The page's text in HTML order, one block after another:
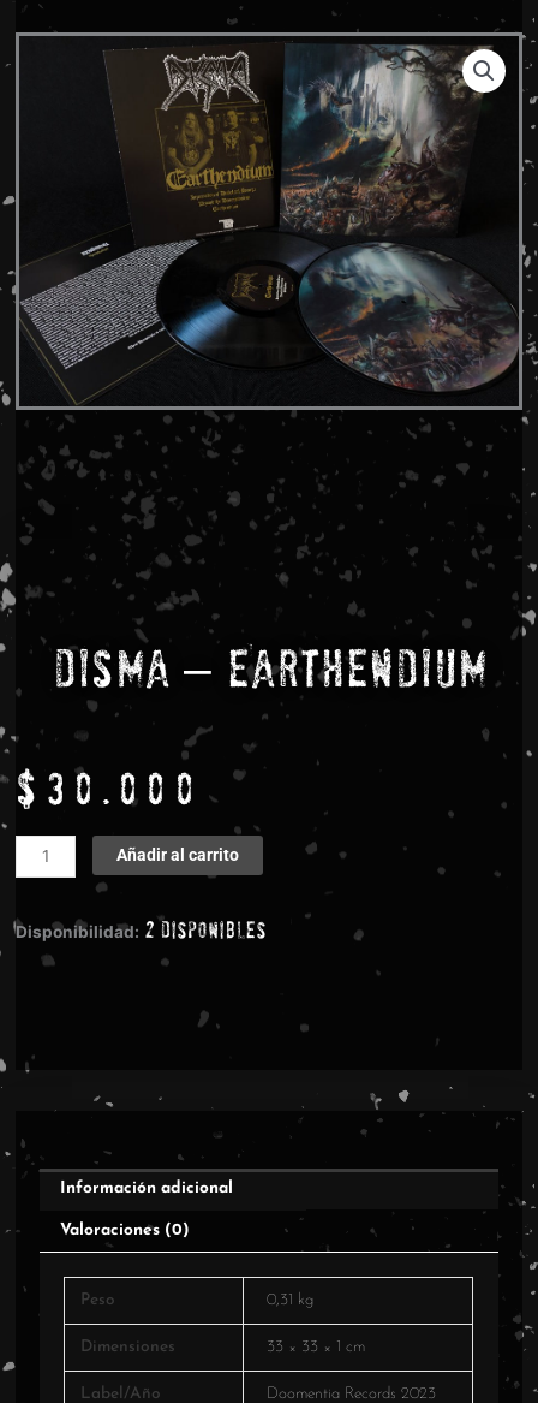
Disma – Earthendium
$ 30.000
Disma
-
cantidad
Añadir al carrito
Disponibilidad: 2 disponibles
Información adicional
Valoraciones (0)
Peso 0,31 kg
Dimensiones 33 × 33 × 1 cm
Label/Año Doomentia Records 2023